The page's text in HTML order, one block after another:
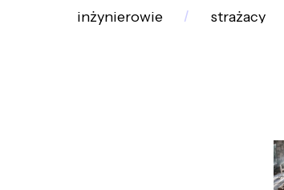
inżynierowie
strażacy